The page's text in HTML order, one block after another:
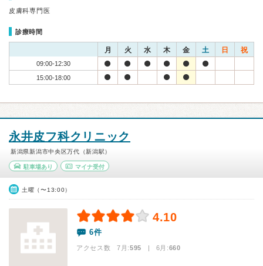
皮膚科専門医
診療時間
月 火 水 木 金 土 日 祝
09:00-12:30
15:00-18:00
永井皮フ科クリニック
新潟県新潟市中央区万代（新潟駅）
駐車場あり マイナ受付
土曜（〜13:00）
4.10
6件
アクセス数 7月:595 | 6月:660